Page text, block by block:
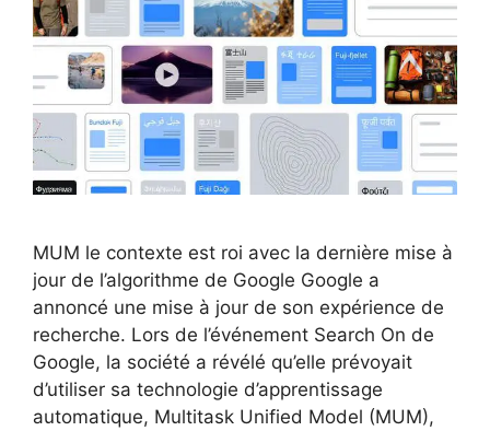
MUM le contexte est roi avec la dernière mise à
jour de l’algorithme de Google Google a
annoncé une mise à jour de son expérience de
recherche. Lors de l’événement Search On de
Google, la société a révélé qu’elle prévoyait
d’utiliser sa technologie d’apprentissage
automatique, Multitask Unified Model (MUM),